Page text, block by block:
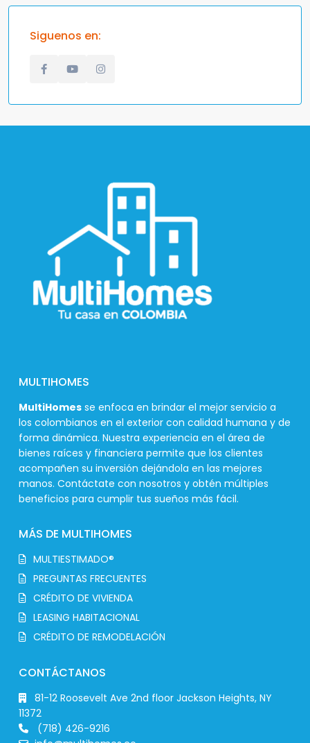
Siguenos en:
MULTIHOMES
MultiHomes se enfoca en brindar el mejor servicio a
los colombianos en el exterior con calidad humana y de
forma dinámica. Nuestra experiencia en el área de
bienes raíces y financiera permite que los clientes
acompañen su inversión dejándola en las mejores
manos. Contáctate con nosotros y obtén múltiples
beneficios para cumplir tus sueños más fácil.
MÁS DE MULTIHOMES
MULTIESTIMADO®
PREGUNTAS FRECUENTES
CRÉDITO DE VIVIENDA
LEASING HABITACIONAL
CRÉDITO DE REMODELACIÓN
CONTÁCTANOS
81-12 Roosevelt Ave 2nd floor Jackson Heights, NY
11372
(718) 426-9216